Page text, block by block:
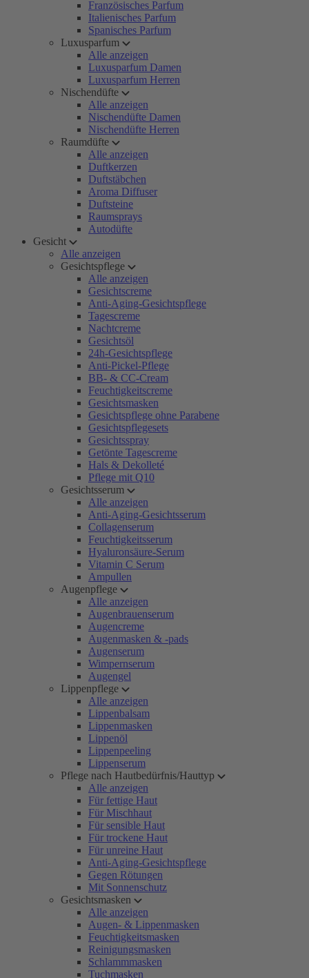
Französisches Parfum
Italienisches Parfum
Spanisches Parfum
Luxusparfum
Alle anzeigen
Luxusparfum Damen
Luxusparfum Herren
Nischendüfte
Alle anzeigen
Nischendüfte Damen
Nischendüfte Herren
Raumdüfte
Alle anzeigen
Duftkerzen
Duftstäbchen
Aroma Diffuser
Duftsteine
Raumsprays
Autodüfte
Gesicht
Alle anzeigen
Gesichtspflege
Alle anzeigen
Gesichtscreme
Anti-Aging-Gesichtspflege
Tagescreme
Nachtcreme
Gesichtsöl
24h-Gesichtspflege
Anti-Pickel-Pflege
BB- & CC-Cream
Feuchtigkeitscreme
Gesichtsmasken
Gesichtspflege ohne Parabene
Gesichtspflegesets
Gesichtsspray
Getönte Tagescreme
Hals & Dekolleté
Pflege mit Q10
Gesichtsserum
Alle anzeigen
Anti-Aging-Gesichtsserum
Collagenserum
Feuchtigkeitsserum
Hyaluronsäure-Serum
Vitamin C Serum
Ampullen
Augenpflege
Alle anzeigen
Augenbrauenserum
Augencreme
Augenmasken & -pads
Augenserum
Wimpernserum
Augengel
Lippenpflege
Alle anzeigen
Lippenbalsam
Lippenmasken
Lippenöl
Lippenpeeling
Lippenserum
Pflege nach Hautbedürfnis/Hauttyp
Alle anzeigen
Für fettige Haut
Für Mischhaut
Für sensible Haut
Für trockene Haut
Für unreine Haut
Anti-Aging-Gesichtspflege
Gegen Rötungen
Mit Sonnenschutz
Gesichtsmasken
Alle anzeigen
Augen- & Lippenmasken
Feuchtigkeitsmasken
Reinigungsmasken
Schlammmasken
Tuchmasken